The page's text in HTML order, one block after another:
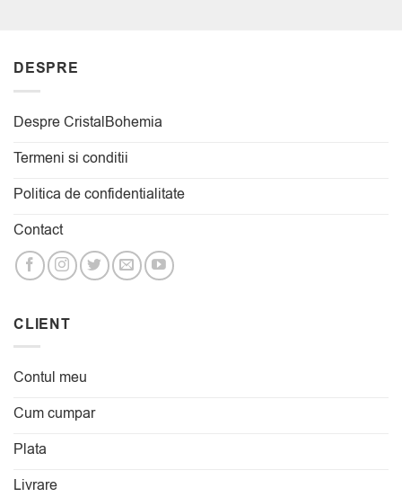
DESPRE
Despre CristalBohemia
Termeni si conditii
Politica de confidentialitate
Contact
CLIENT
Contul meu
Cum cumpar
Plata
Livrare